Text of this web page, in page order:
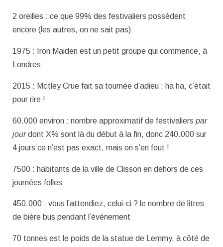
2 oreilles : ce que 99% des festivaliers possèdent
encore (les autres, on ne sait pas)
1975 : Iron Maiden est un petit groupe qui commence, à
Londres
2015 : Mötley Crue fait sa tournée d’adieu ; ha ha, c’était
pour rire !
60.000 environ : nombre approximatif de festivaliers par
jourdont X% sont là du début à la fin, donc 240.000 sur
4 jours ce n’est pas exact, mais on s’en fout !
7500 : habitants de la ville de Clisson en dehors de ces
journées folles
450.000 : vous l’attendiez, celui-ci ? le nombre de litres
de bière bus pendant l’évènement
70 tonnes est le poids de la statue de Lemmy, à côté de